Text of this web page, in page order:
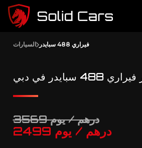
السيارات فيراري 488 سبايدر
488 سبايدر في دبي
3569 درهم / يوم
2499 درهم / يوم